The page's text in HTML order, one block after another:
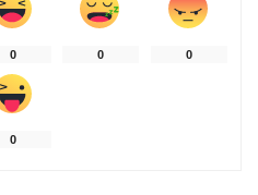
0 0 0
0